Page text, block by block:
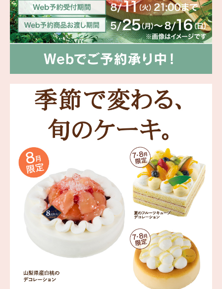
岳や末広がりを意味す
つ時」という意味を込
。雄大な八ヶ岳山麓の自
れる、こだわりのスイー
海外 Overseas shops
Malaysia
UAE
Thailand